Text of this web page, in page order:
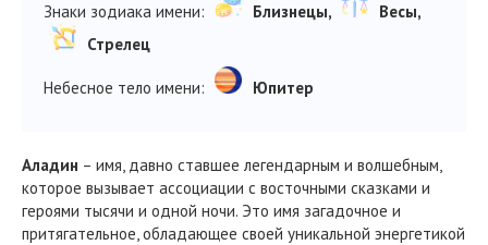
Знаки зодиака имени: Близнецы,
Весы,
Стрелец
Небесное тело имени: Юпитер
Аладин – имя, давно ставшее легендарным и волшебным,
которое вызывает ассоциации с восточными сказками и
героями тысячи и одной ночи. Это имя загадочное и
притягательное, обладающее своей уникальной энергетикой